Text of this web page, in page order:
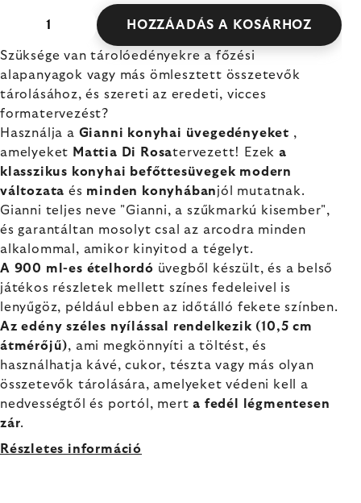
HOZZÁADÁS A KOSÁRHOZ
Szüksége van tárolóedényekre a főzési
alapanyagok vagy más ömlesztett összetevők
tárolásához, és szereti az eredeti, vicces
formatervezést?
Használja a Gianni konyhai üvegedényeket ,
amelyeket Mattia Di Rosatervezett! Ezeka
klasszikus konyhai befőttesüvegek modern
változata és minden konyhábanjól mutatnak.
Gianni teljes neve "Gianni, a szűkmarkú kisember",
és garantáltan mosolyt csal az arcodra minden
alkalommal, amikor kinyitod a tégelyt.
A 900 ml-es ételhordó üvegből készült, és a belső
játékos részletek mellett színes fedeleivel is
lenyűgöz, például ebben az időtálló fekete színben.
Az edény széles nyílással rendelkezik (10,5 cm
átmérőjű), ami megkönnyíti a töltést, és
használhatja kávé, cukor, tészta vagy más olyan
összetevők tárolására, amelyeket védeni kell a
nedvességtől és portól, merta fedél légmentesen
zár.
Részletes információ